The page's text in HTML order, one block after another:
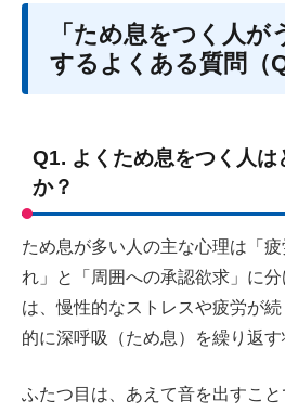
「ため息をつく人が
するよくある質問（
Q1. よくため息をつく人は
か？
ため息が多い人の主な心理は「
れ」と「周囲への承認欲求」に
は、慢性的なストレスや疲労が
的に深呼吸（ため息）を繰り返す
ふたつ目は、あえて音を出すこ